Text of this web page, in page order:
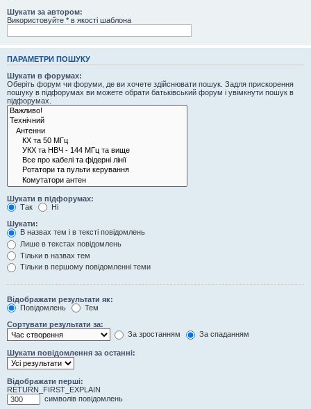
Шукати за автором:
Використовуйте * в якості шаблона
ПАРАМЕТРИ ПОШУКУ
Шукати в форумах:
Оберіть форум чи форуми, де ви хочете здійснювати пошук. Задля прискорення
пошуку в підфорумах ви можете обрати батьківський форум і увімкнути пошук в
підфорумах.
Шукати в підфорумах:
Так
Ні
Шукати:
В назвах тем і в тексті повідомлень
Лише в текстах повідомлень
Тільки в назвах тем
Тільки в першому повідомленні теми
Відображати результати як:
Повідомлень
Тем
Сортувати результати за:
За зростанням
За спаданням
Шукати повідомлення за останні:
Відображати перші:
RETURN_FIRST_EXPLAIN
символів повідомлень